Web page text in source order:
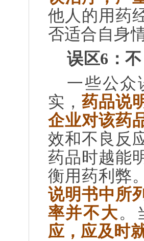
他人的用药
否适合自身
误区6 ：
一些公众
实， 药品说
企业对该药
效和不良反
药品时越能
衡用药利弊
说明书中所
率并不大。
应，应及时